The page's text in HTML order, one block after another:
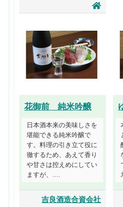
花御前 純米吟醸
日本酒本来の美味しさを
堪能できる純米吟醸で
す。料理の引き立て役に
徹するため、あえて香り
や甘さは控えめにしてい
ますが、....
吉良酒造合資会社